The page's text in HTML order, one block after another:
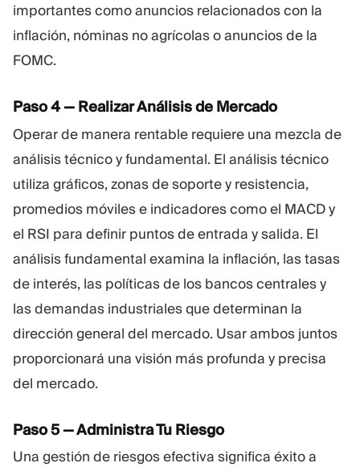
importantes como anuncios relacionados con la
inflación, nóminas no agrícolas o anuncios de la
FOMC.
Paso 4 — Realizar Análisis de Mercado
Operar de manera rentable requiere una mezcla de
análisis técnico y fundamental. El análisis técnico
utiliza gráficos, zonas de soporte y resistencia,
promedios móviles e indicadores como el MACD y
el RSI para definir puntos de entrada y salida. El
análisis fundamental examina la inflación, las tasas
de interés, las políticas de los bancos centrales y
las demandas industriales que determinan la
dirección general del mercado. Usar ambos juntos
proporcionará una visión más profunda y precisa
del mercado.
Paso 5 — Administra Tu Riesgo
Una gestión de riesgos efectiva significa éxito a